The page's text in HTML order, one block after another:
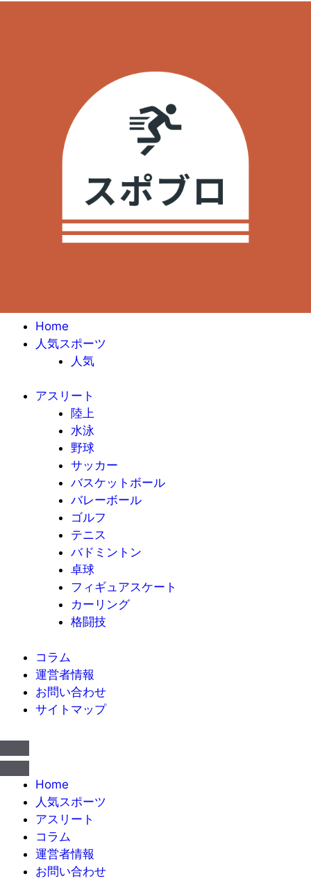
Home
人気スポーツ
人気
アスリート
陸上
水泳
野球
サッカー
バスケットボール
バレーボール
ゴルフ
テニス
バドミントン
卓球
フィギュアスケート
カーリング
格闘技
コラム
運営者情報
お問い合わせ
サイトマップ
Home
人気スポーツ
アスリート
コラム
運営者情報
お問い合わせ